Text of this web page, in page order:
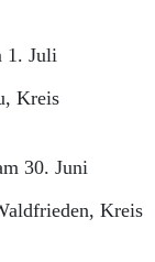
1. Juli
Kreis
30. Juni
Kreis